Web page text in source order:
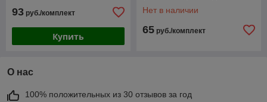
93 руб./комплект
Купить
Нет в наличии
65 руб./комплект
О нас
100% положительных из 30 отзывов за год